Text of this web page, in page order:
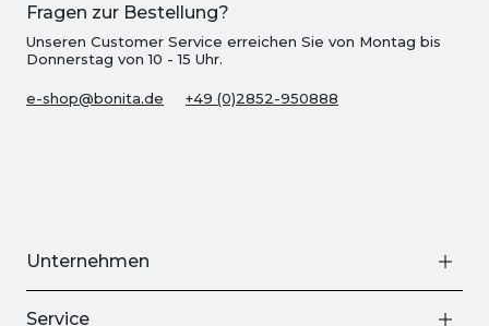
Fragen zur Bestellung?
Unseren Customer Service erreichen Sie von Montag bis
Donnerstag von 10 - 15 Uhr.
e-shop@bonita.de +49 (0)2852-950888
Unternehmen
Service